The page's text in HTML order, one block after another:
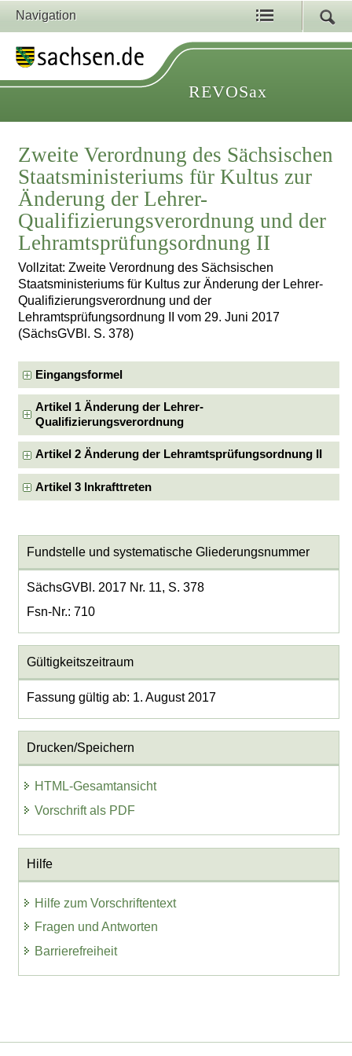
Navigation
REVOSax
Zweite Verordnung des Sächsischen
Staatsministeriums für Kultus zur
Änderung der Lehrer-
Qualifizierungsverordnung und der
Lehramtsprüfungsordnung II
Vollzitat: Zweite Verordnung des Sächsischen
Staatsministeriums für Kultus zur Änderung der Lehrer-
Qualifizierungsverordnung und der
Lehramtsprüfungsordnung II vom 29. Juni 2017
(SächsGVBl. S. 378)
Eingangsformel
Artikel 1 Änderung der Lehrer-
Qualifizierungsverordnung
Artikel 2 Änderung der Lehramtsprüfungsordnung II
Artikel 3 Inkrafttreten
Fundstelle und systematische Gliederungsnummer
SächsGVBl. 2017 Nr. 11, S. 378
Fsn-Nr.: 710
Gültigkeitszeitraum
Fassung gültig ab: 1. August 2017
Drucken/Speichern
HTML-Gesamtansicht
Vorschrift als PDF
Hilfe
Hilfe zum Vorschriftentext
Fragen und Antworten
Barrierefreiheit